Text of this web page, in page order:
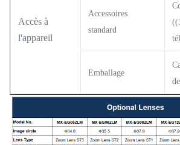
Accès à
l'appareil
Accessoires
standard
Emballage